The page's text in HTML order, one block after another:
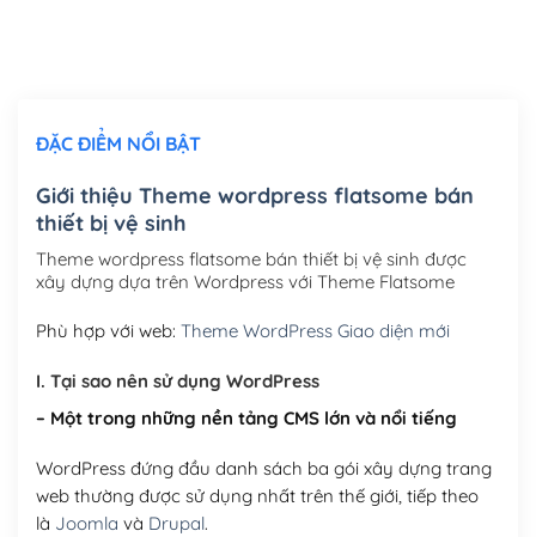
Mua thêm Host + Tên miền
Tên miền Việt Nam .vn (1 năm)
Hosting 2GB SSD (1 năm) (+450,000₫)
Hosting 3GB SSD (1 năm)(+550,000₫)
Hosting 5GB SSD (1 năm)
Hosting 8GB SSD (1 năm) (+950,000₫)
ĐẶC ĐIỂM NỔI BẬT
Giới thiệu Theme wordpress flatsome bán
thiết bị vệ sinh
Theme wordpress flatsome bán thiết bị vệ sinh được
xây dựng dựa trên Wordpress với Theme Flatsome
Phù hợp với web: Theme WordPress Giao diện mới
I. Tại sao nên sử dụng WordPress
– Một trong những nền tảng CMS lớn và nổi tiếng
WordPress đứng đầu danh sách ba gói xây dựng trang
web thường được sử dụng nhất trên thế giới, tiếp theo
là Joomla và Drupal.